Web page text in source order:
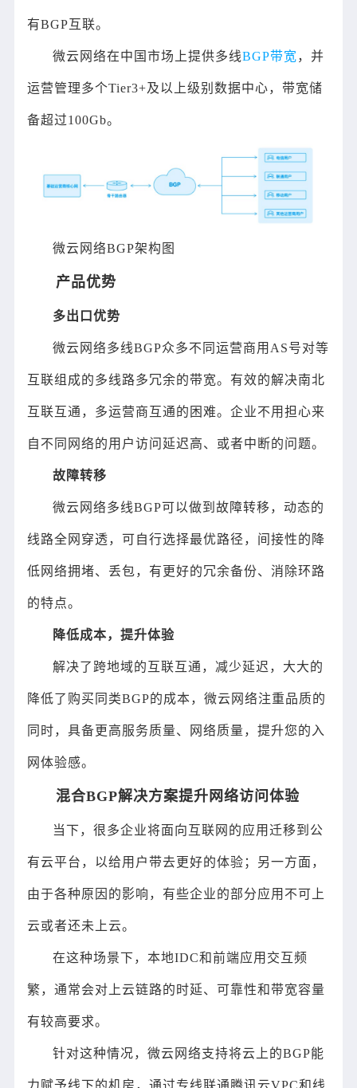
有BGP互联。
微云网络在中国市场上提供多线BGP带宽，并
运营管理多个Tier3+及以上级别数据中心，带宽储
备超过100Gb。
微云网络BGP架构图
产品优势
多出口优势
微云网络多线BGP众多不同运营商用AS号对等
互联组成的多线路多冗余的带宽。有效的解决南北
互联互通，多运营商互通的困难。企业不用担心来
自不同网络的用户访问延迟高、或者中断的问题。
故障转移
微云网络多线BGP可以做到故障转移，动态的
线路全网穿透，可自行选择最优路径，间接性的降
低网络拥堵、丢包，有更好的冗余备份、消除环路
的特点。
降低成本，提升体验
解决了跨地域的互联互通，减少延迟，大大的
降低了购买同类BGP的成本，微云网络注重品质的
同时，具备更高服务质量、网络质量，提升您的入
网体验感。
混合BGP解决方案提升网络访问体验
当下，很多企业将面向互联网的应用迁移到公
有云平台，以给用户带去更好的体验；另一方面，
由于各种原因的影响，有些企业的部分应用不可上
云或者还未上云。
在这种场景下，本地IDC和前端应用交互频
繁，通常会对上云链路的时延、可靠性和带宽容量
有较高要求。
针对这种情况，微云网络支持将云上的BGP能
力赋予线下的机房，通过专线联通腾讯云VPC和线